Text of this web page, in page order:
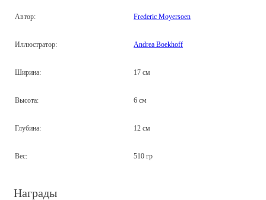
Автор: Frederic Moyersoen
Иллюстратор: Andrea Boekhoff
Ширина: 17 см
Высота: 6 см
Глубина: 12 см
Вес: 510 гр
Награды